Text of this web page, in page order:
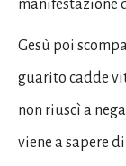
manifestazione
Gesù poi
guarito cadde
non riuscì a
viene a sapere